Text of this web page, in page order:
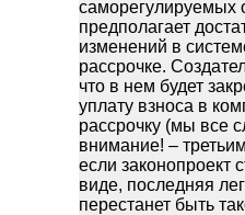
саморегулируемых
предполагает
изменений в
рассрочке.
что в нем будет
уплату взноса в
рассрочку (мы все
внимание! –
если законопроект
виде, последняя
перестанет быть